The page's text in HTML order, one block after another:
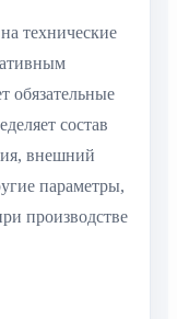
технические
обязательные
состав
внешний
параметры,
производстве